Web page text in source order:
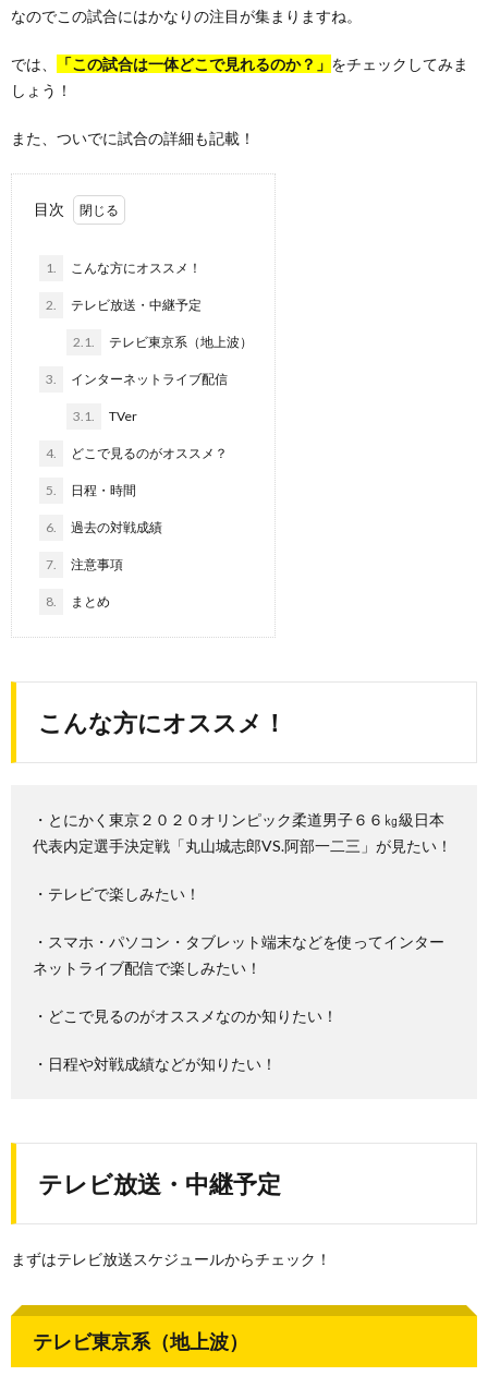
なのでこの試合にはかなりの注目が集まりますね。
では、 「この試合は一体どこで見れるのか？」 をチェックしてみま
しょう！
また、ついでに試合の詳細も記載！
目次
1. こんな方にオススメ！
2. テレビ放送・中継予定
2.1. テレビ東京系（地上波）
3. インターネットライブ配信
3.1. TVer
4. どこで見るのがオススメ？
5. 日程・時間
6. 過去の対戦成績
7. 注意事項
8. まとめ
こんな方にオススメ！
・とにかく東京２０２０オリンピック柔道男子６６㎏級日本
代表内定選手決定戦「丸山城志郎VS.阿部一二三」が見たい！
・テレビで楽しみたい！
・スマホ・パソコン・タブレット端末などを使ってインター
ネットライブ配信で楽しみたい！
・どこで見るのがオススメなのか知りたい！
・日程や対戦成績などが知りたい！
テレビ放送・中継予定
まずはテレビ放送スケジュールからチェック！
テレビ東京系（地上波）